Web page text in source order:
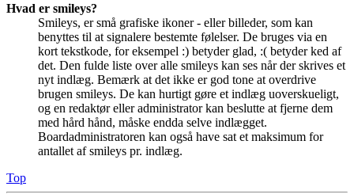
Hvad er smileys?
Smileys, er små grafiske ikoner - eller billeder, som kan
benyttes til at signalere bestemte følelser. De bruges via en
kort tekstkode, for eksempel :) betyder glad, :( betyder ked af
det. Den fulde liste over alle smileys kan ses når der skrives et
nyt indlæg. Bemærk at det ikke er god tone at overdrive
brugen smileys. De kan hurtigt gøre et indlæg uoverskueligt,
og en redaktør eller administrator kan beslutte at fjerne dem
med hård hånd, måske endda selve indlægget.
Boardadministratoren kan også have sat et maksimum for
antallet af smileys pr. indlæg.
Top